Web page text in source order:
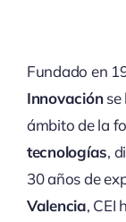
Fundado en
Innovaciónse
ámbito de la
tecnologías,
30 años de
Valencia, CEI